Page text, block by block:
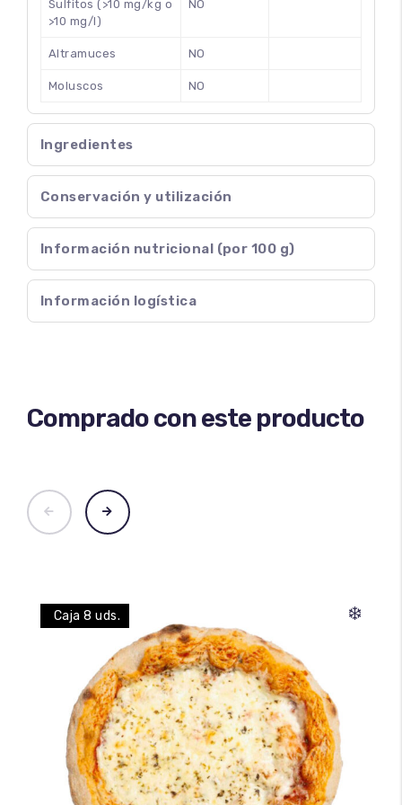
Sulfitos (>10 mg/kg o
>10 mg/l)
NO
Altramuces NO
Moluscos NO
Ingredientes
Conservación y utilización
Información nutricional (por 100 g)
Información logística
Comprado con este producto
Caja 8 uds. ❄️